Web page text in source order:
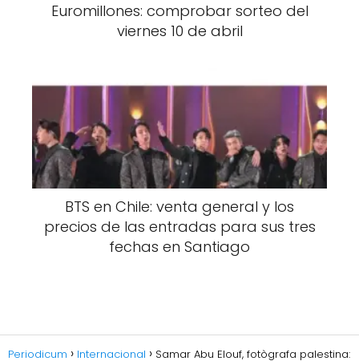
Euromillones: comprobar sorteo del
viernes 10 de abril
BTS en Chile: venta general y los
precios de las entradas para sus tres
fechas en Santiago
Periodicum Internacional Samar Abu Elouf, fotògrafa palestina: